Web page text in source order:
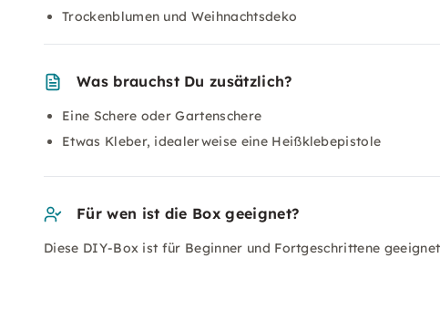
Trockenblumen und Weihnachtsdeko
Was brauchst Du zusätzlich?
Eine Schere oder Gartenschere
Etwas Kleber, idealerweise eine Heißklebepistole
Für wen ist die Box geeignet?
Diese DIY-Box ist für Beginner und Fortgeschrittene